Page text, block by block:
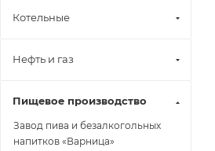
Котельные
Нефть и газ
Пищевое производство
Завод пива и безалкогольных
напитков «Варница»